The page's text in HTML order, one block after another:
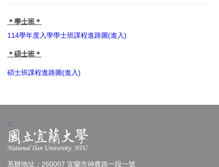
＊學士班＊
114學年度入學學士班課程進路圖(進入)
＊碩士班＊
碩士班課程進路圖(進入)
:::
系辦地址：260007 宜蘭市神農路一段一號